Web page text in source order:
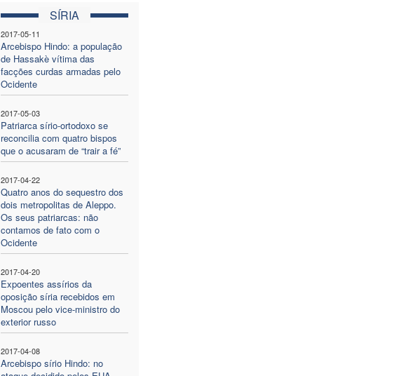
SÍRIA
2017-05-11
Arcebispo Hindo: a população
de Hassakè vítima das
facções curdas armadas pelo
Ocidente
2017-05-03
Patriarca sírio-ortodoxo se
reconcilia com quatro bispos
que o acusaram de “trair a fé”
2017-04-22
Quatro anos do sequestro dos
dois metropolitas de Aleppo.
Os seus patriarcas: não
contamos de fato com o
Ocidente
2017-04-20
Expoentes assírios da
oposição síria recebidos em
Moscou pelo vice-ministro do
exterior russo
2017-04-08
Arcebispo sírio Hindo: no